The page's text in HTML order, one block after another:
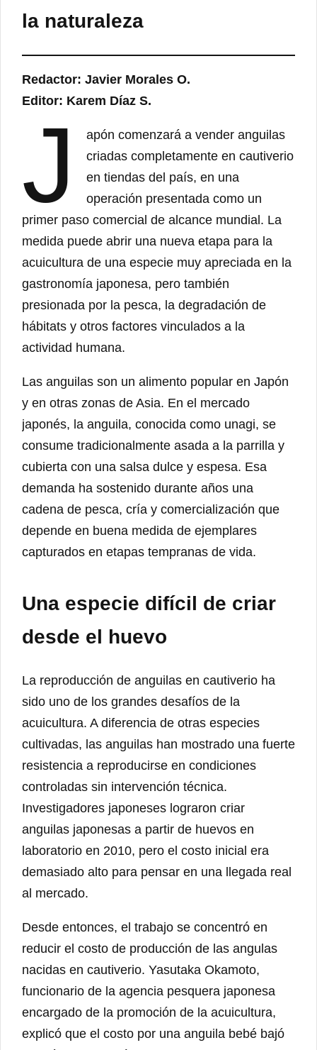
la naturaleza
Redactor: Javier Morales O.
Editor: Karem Díaz S.
J
apón comenzará a vender anguilas
criadas completamente en cautiverio
en tiendas del país, en una
operación presentada como un
primer paso comercial de alcance mundial. La
medida puede abrir una nueva etapa para la
acuicultura de una especie muy apreciada en la
gastronomía japonesa, pero también
presionada por la pesca, la degradación de
hábitats y otros factores vinculados a la
actividad humana.
Las anguilas son un alimento popular en Japón
y en otras zonas de Asia. En el mercado
japonés, la anguila, conocida como unagi, se
consume tradicionalmente asada a la parrilla y
cubierta con una salsa dulce y espesa. Esa
demanda ha sostenido durante años una
cadena de pesca, cría y comercialización que
depende en buena medida de ejemplares
capturados en etapas tempranas de vida.
Una especie difícil de criar
desde el huevo
La reproducción de anguilas en cautiverio ha
sido uno de los grandes desafíos de la
acuicultura. A diferencia de otras especies
cultivadas, las anguilas han mostrado una fuerte
resistencia a reproducirse en condiciones
controladas sin intervención técnica.
Investigadores japoneses lograron criar
anguilas japonesas a partir de huevos en
laboratorio en 2010, pero el costo inicial era
demasiado alto para pensar en una llegada real
al mercado.
Desde entonces, el trabajo se concentró en
reducir el costo de producción de las angulas
nacidas en cautiverio. Yasutaka Okamoto,
funcionario de la agencia pesquera japonesa
encargado de la promoción de la acuicultura,
explicó que el costo por una anguila bebé bajó